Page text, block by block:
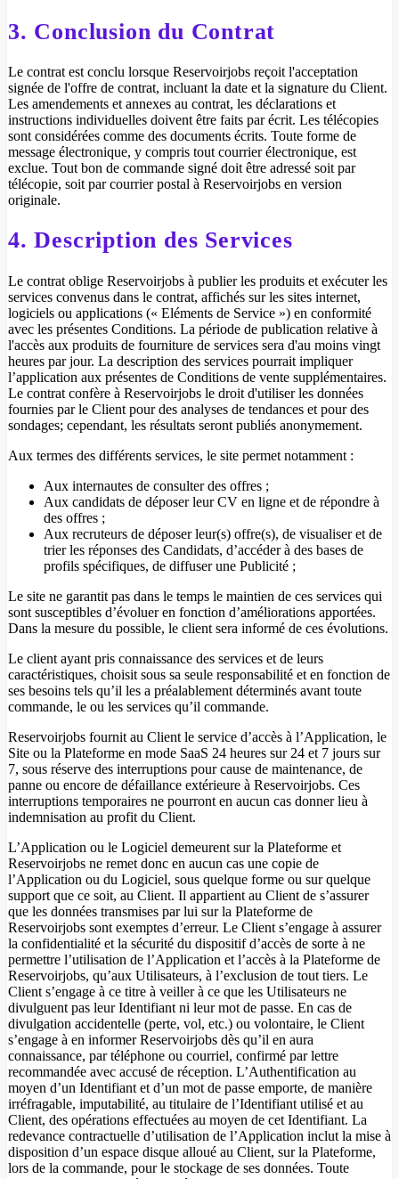
3. Conclusion du Contrat
Le contrat est conclu lorsque Reservoirjobs reçoit l'acceptation
signée de l'offre de contrat, incluant la date et la signature du Client.
Les amendements et annexes au contrat, les déclarations et
instructions individuelles doivent être faits par écrit. Les télécopies
sont considérées comme des documents écrits. Toute forme de
message électronique, y compris tout courrier électronique, est
exclue. Tout bon de commande signé doit être adressé soit par
télécopie, soit par courrier postal à Reservoirjobs en version
originale.
4. Description des Services
Le contrat oblige Reservoirjobs à publier les produits et exécuter les
services convenus dans le contrat, affichés sur les sites internet,
logiciels ou applications (« Eléments de Service ») en conformité
avec les présentes Conditions. La période de publication relative à
l'accès aux produits de fourniture de services sera d'au moins vingt
heures par jour. La description des services pourrait impliquer
l’application aux présentes de Conditions de vente supplémentaires.
Le contrat confère à Reservoirjobs le droit d'utiliser les données
fournies par le Client pour des analyses de tendances et pour des
sondages; cependant, les résultats seront publiés anonymement.
Aux termes des différents services, le site permet notamment :
Aux internautes de consulter des offres ;
Aux candidats de déposer leur CV en ligne et de répondre à
des offres ;
Aux recruteurs de déposer leur(s) offre(s), de visualiser et de
trier les réponses des Candidats, d’accéder à des bases de
profils spécifiques, de diffuser une Publicité ;
Le site ne garantit pas dans le temps le maintien de ces services qui
sont susceptibles d’évoluer en fonction d’améliorations apportées.
Dans la mesure du possible, le client sera informé de ces évolutions.
Le client ayant pris connaissance des services et de leurs
caractéristiques, choisit sous sa seule responsabilité et en fonction de
ses besoins tels qu’il les a préalablement déterminés avant toute
commande, le ou les services qu’il commande.
Reservoirjobs fournit au Client le service d’accès à l’Application, le
Site ou la Plateforme en mode SaaS 24 heures sur 24 et 7 jours sur
7, sous réserve des interruptions pour cause de maintenance, de
panne ou encore de défaillance extérieure à Reservoirjobs. Ces
interruptions temporaires ne pourront en aucun cas donner lieu à
indemnisation au profit du Client.
L’Application ou le Logiciel demeurent sur la Plateforme et
Reservoirjobs ne remet donc en aucun cas une copie de
l’Application ou du Logiciel, sous quelque forme ou sur quelque
support que ce soit, au Client. Il appartient au Client de s’assurer
que les données transmises par lui sur la Plateforme de
Reservoirjobs sont exemptes d’erreur. Le Client s’engage à assurer
la confidentialité et la sécurité du dispositif d’accès de sorte à ne
permettre l’utilisation de l’Application et l’accès à la Plateforme de
Reservoirjobs, qu’aux Utilisateurs, à l’exclusion de tout tiers. Le
Client s’engage à ce titre à veiller à ce que les Utilisateurs ne
divulguent pas leur Identifiant ni leur mot de passe. En cas de
divulgation accidentelle (perte, vol, etc.) ou volontaire, le Client
s’engage à en informer Reservoirjobs dès qu’il en aura
connaissance, par téléphone ou courriel, confirmé par lettre
recommandée avec accusé de réception. L’Authentification au
moyen d’un Identifiant et d’un mot de passe emporte, de manière
irréfragable, imputabilité, au titulaire de l’Identifiant utilisé et au
Client, des opérations effectuées au moyen de cet Identifiant. La
redevance contractuelle d’utilisation de l’Application inclut la mise à
disposition d’un espace disque alloué au Client, sur la Plateforme,
lors de la commande, pour le stockage de ses données. Toute